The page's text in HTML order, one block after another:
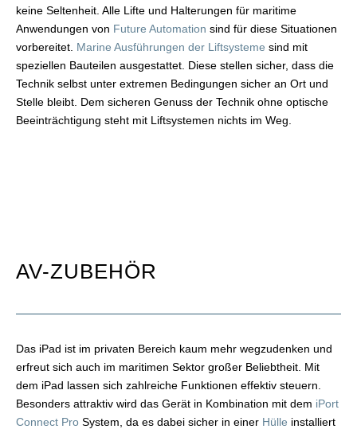
keine Seltenheit. Alle Lifte und Halterungen für maritime
Anwendungen von Future Automation sind für diese Situationen
vorbereitet. Marine Ausführungen der Liftsysteme sind mit
speziellen Bauteilen ausgestattet. Diese stellen sicher, dass die
Technik selbst unter extremen Bedingungen sicher an Ort und
Stelle bleibt. Dem sicheren Genuss der Technik ohne optische
Beeinträchtigung steht mit Liftsystemen nichts im Weg.
AV-ZUBEHÖR
Das iPad ist im privaten Bereich kaum mehr wegzudenken und
erfreut sich auch im maritimen Sektor großer Beliebtheit. Mit
dem iPad lassen sich zahlreiche Funktionen effektiv steuern.
Besonders attraktiv wird das Gerät in Kombination mit dem iPort
Connect Pro System, da es dabei sicher in einer Hülle installiert